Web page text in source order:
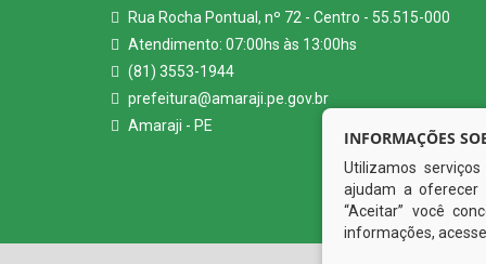
Rua Rocha Pontual, nº 72 - Centro - 55.515-000
Atendimento: 07:00hs às 13:00hs
(81) 3553-1944
prefeitura@amaraji.pe.gov.br
Amaraji - PE
INFORMAÇÕES
Utilizamos
ajudam a oferecer
“Aceitar” você
informações,